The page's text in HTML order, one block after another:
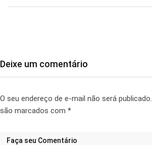
Deixe um comentário
O seu endereço de e-mail não será publicado.
são marcados com *